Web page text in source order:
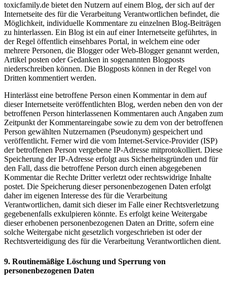
toxicfamily.de bietet den Nutzern auf einem Blog, der sich auf der
Internetseite des für die Verarbeitung Verantwortlichen befindet, die
Möglichkeit, individuelle Kommentare zu einzelnen Blog-Beiträgen
zu hinterlassen. Ein Blog ist ein auf einer Internetseite geführtes, in
der Regel öffentlich einsehbares Portal, in welchem eine oder
mehrere Personen, die Blogger oder Web-Blogger genannt werden,
Artikel posten oder Gedanken in sogenannten Blogposts
niederschreiben können. Die Blogposts können in der Regel von
Dritten kommentiert werden.
Hinterlässt eine betroffene Person einen Kommentar in dem auf
dieser Internetseite veröffentlichten Blog, werden neben den von der
betroffenen Person hinterlassenen Kommentaren auch Angaben zum
Zeitpunkt der Kommentareingabe sowie zu dem von der betroffenen
Person gewählten Nutzernamen (Pseudonym) gespeichert und
veröffentlicht. Ferner wird die vom Internet-Service-Provider (ISP)
der betroffenen Person vergebene IP-Adresse mitprotokolliert. Diese
Speicherung der IP-Adresse erfolgt aus Sicherheitsgründen und für
den Fall, dass die betroffene Person durch einen abgegebenen
Kommentar die Rechte Dritter verletzt oder rechtswidrige Inhalte
postet. Die Speicherung dieser personenbezogenen Daten erfolgt
daher im eigenen Interesse des für die Verarbeitung
Verantwortlichen, damit sich dieser im Falle einer Rechtsverletzung
gegebenenfalls exkulpieren könnte. Es erfolgt keine Weitergabe
dieser erhobenen personenbezogenen Daten an Dritte, sofern eine
solche Weitergabe nicht gesetzlich vorgeschrieben ist oder der
Rechtsverteidigung des für die Verarbeitung Verantwortlichen dient.
9. Routinemäßige Löschung und Sperrung von
personenbezogenen Daten